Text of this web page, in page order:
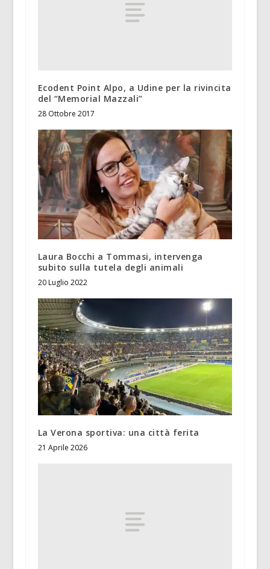
Ecodent Point Alpo, a Udine per la rivincita
del “Memorial Mazzali”
28 Ottobre 2017
Laura Bocchi a Tommasi, intervenga
subito sulla tutela degli animali
20 Luglio 2022
La Verona sportiva: una città ferita
21 Aprile 2026